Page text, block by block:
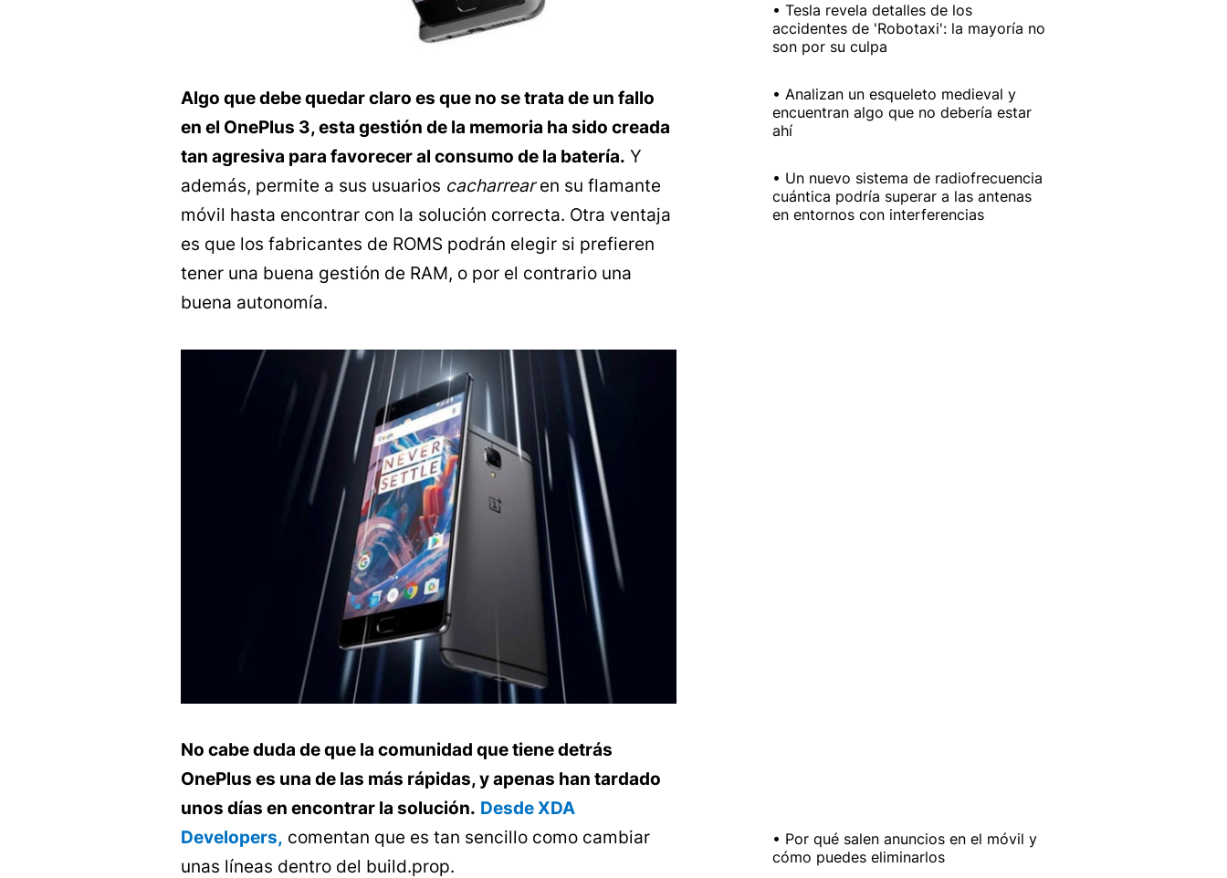
Algo que debe quedar claro es que no se trata de un fallo
en el OnePlus 3, esta gestión de la memoria ha sido creada
tan agresiva para favorecer al consumo de la batería. Y
además, permite a sus usuarios cacharrearen su flamante
móvil hasta encontrar con la solución correcta. Otra ventaja
es que los fabricantes de ROMS podrán elegir si prefieren
tener una buena gestión de RAM, o por el contrario una
buena autonomía.
No cabe duda de que la comunidad que tiene detrás
OnePlus es una de las más rápidas, y apenas han tardado
unos días en encontrar la solución. Desde XDA
Developers, comentan que es tan sencillo como cambiar
unas líneas dentro del build.prop.
Tesla revela detalles de los
accidentes de 'Robotaxi': la mayoría no
son por su culpa
Analizan un esqueleto medieval y
encuentran algo que no debería estar
ahí
Un nuevo sistema de radiofrecuencia
cuántica podría superar a las antenas
en entornos con interferencias
Por qué salen anuncios en el móvil y
cómo puedes eliminarlos